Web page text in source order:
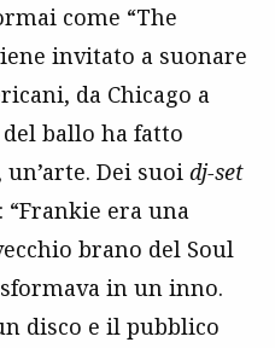
come “The
invitato a suonare
da Chicago a
ballo ha fatto
Dei suoi dj-set
era una
brano del Soul
in un inno.
disco e il pubblico